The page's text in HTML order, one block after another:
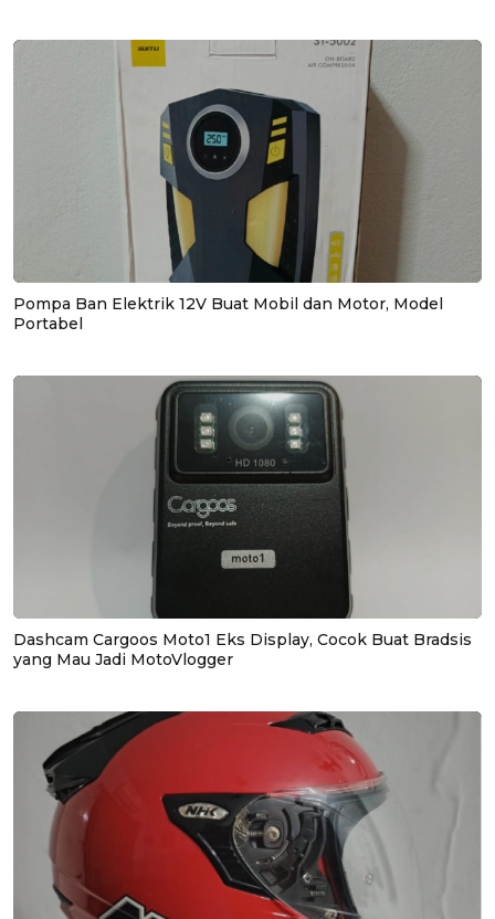
Pompa Ban Elektrik 12V Buat Mobil dan Motor, Model
Portabel
Dashcam Cargoos Moto1 Eks Display, Cocok Buat Bradsis
yang Mau Jadi MotoVlogger